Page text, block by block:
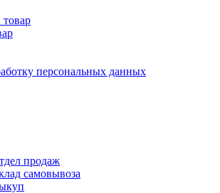
персональных данных
продаж
самовывоза